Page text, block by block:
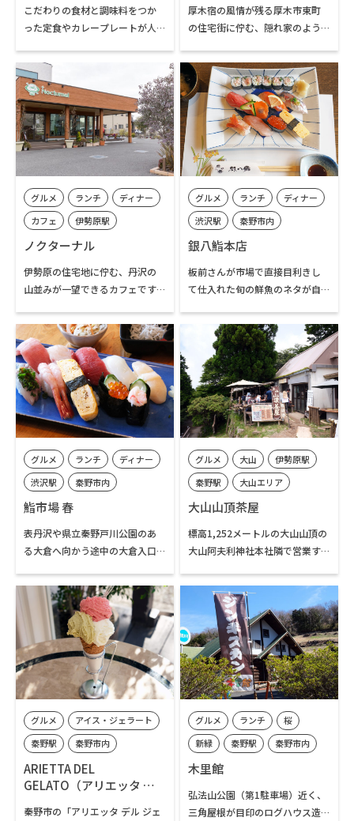
きます。
こだわりの食材と調味料をつか
った定食やカレープレートが人
ク・カフェ。2004年に開店し、
20年以上営業を続ける地域密着
の人気店です。ヴィーガン対応の
料理や厳選した肉・魚の料理も
あり、食の多様性に配慮した豊
富なメニューが自慢です。併設さ
れたショップには、オーガニッ
揃い、食事や喫茶の合間にエシ
カルなお買い物を楽しむことが
厚木宿の風情が残る厚木市東町
の住宅街に佇む、隠れ家のよう
夜は事前予約制の料亭として、営
業しています。自慢のお蕎麦は、
各地の生産者から直接仕入れる
「在来種」を使用。鰹節をはじ
め、昆布や魚介出汁などを巧み
に使い分ける和食ベースの一品
料理も評判です。古酒を含む
材の輪郭を引き出す「出汁の真
価」を実感する、極上の食体験
グルメ ランチ
ディナー
カフェ
伊勢原駅
伊勢原市内
ノクターナル
伊勢原の住宅地に佇む、丹沢の
山並みが一望できるカフェです。
り、愛犬とのひとときを楽しみ
に訪れる人も少なくありませ
ん。店内には観葉植物や花の鉢
植えが彩りを添え、やわらかな
空気が漂います。ランチメニュー
のほか、店内で焼き上げる各種
ケーキや1週間かけて仕込む自家
ィータイムにぴったりのメニュ
ーが充実しています。
グルメ ランチ
ディナー
渋沢駅
秦野市内
銀八鮨本店
板前さんが市場で直接目利きし
て仕入れた旬の鮮魚のネタが自
にぎり寿司と海鮮丼などの丼物
のほか、一品料理やコース料理
まで揃う豊富なメニューが魅力
です。カウンター、テーブル席、
掘り炬燵の個室と揃っているの
で、お一人様から家族連れ、グ
ループの会食まで様々な利用が
にあり、春にはお店を彩る桜の
木のアーチが見事です。
グルメ ランチ
ディナー
渋沢駅
秦野市内
鮨市場 春
表丹沢や県立秦野戸川公園のあ
る大倉へ向かう途中の大倉入口
年を迎える老舗の魚屋「魚春」
が営む寿司屋です。小田原漁港か
ら仕入れる魚介をはじめ、三崎
漁港から仕入れる鮪も鮮度良
く、ネタに定評があります。11
時～14時までのランチタイム限
定のメニューが人気で、平日、
さまで賑わっています。
グルメ 大山
伊勢原駅
秦野駅
大山エリア
大山山頂茶屋
標高1,252メートルの大山山頂の
大山阿夫利神社本社隣で営業す
2001年の開店以来、店主の石井
さんが手作りするとん汁やカレ
ーライスを提供しています。現在
は週末のみ、11時頃から15時頃
まで営業しています。
グルメ
アイス・ジェラート
秦野駅
秦野市内
ARIETTA DEL
GELATO（アリエッタ デ
秦野市の「アリエッタ デル ジェ
グルメ ランチ
桜
新緑
秦野駅 秦野市内
木里館
弘法山公園（第1駐車場）近く、
三角屋根が目印のログハウス造